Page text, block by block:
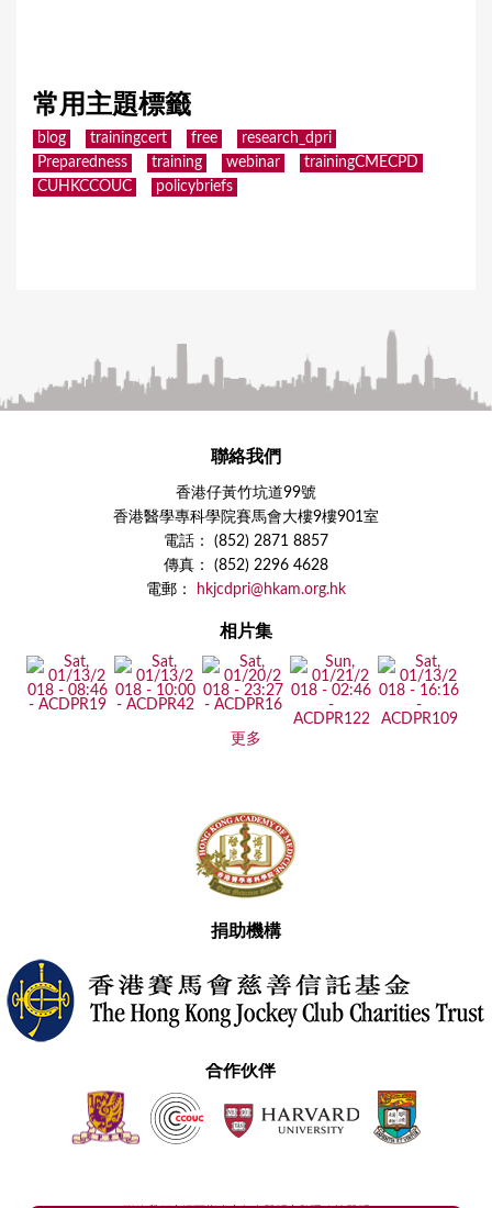
常用主題標籤
blog trainingcert free
research_dpri
Preparedness
training webinar
trainingCMECPD
CUHKCCOUC
policybriefs
聯絡我們
香港仔黃竹坑道99號
香港醫學專科學院賽馬會大樓9樓901室
電話： (852) 2871 8857
傳真： (852) 2296 4628
電郵：
hkjcdpri@hkam.org.hk
相片集
更多
捐助機構
合作伙伴